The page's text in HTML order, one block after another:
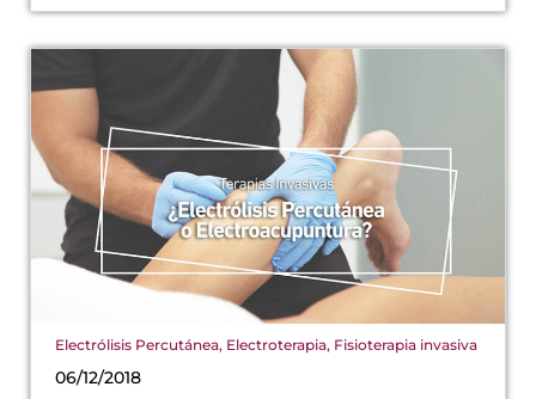
Electrólisis Percutánea, Electroterapia, Fisioterapia invasiva
06/12/2018